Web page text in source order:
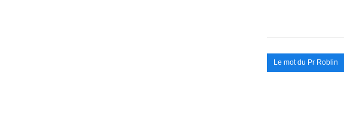
Le mot du Pr Roblin